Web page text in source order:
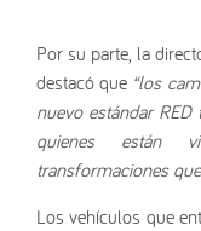
Por su parte, la
destacó que “los
nuevo estándar
quienes están
transformaciones
Los vehículos que